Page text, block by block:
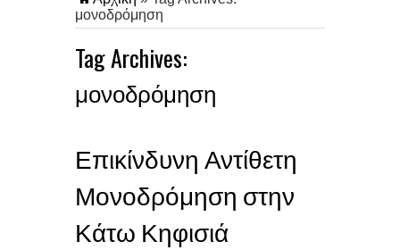
μονοδρόμηση
Tag Archives:
μονοδρόμηση
Επικίνδυνη Αντίθετη
Μονοδρόμηση στην
Κάτω Κηφισιά